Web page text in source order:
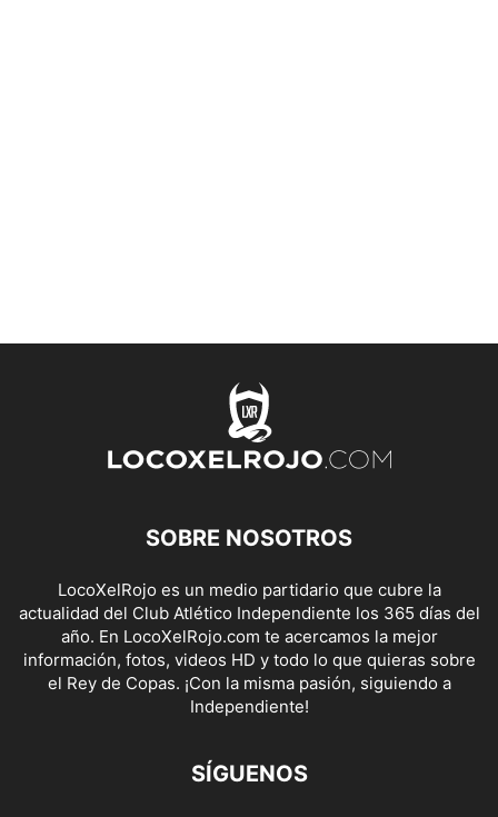
SOBRE NOSOTROS
LocoXelRojo es un medio partidario que cubre la
actualidad del Club Atlético Independiente los 365 días del
año. En LocoXelRojo.com te acercamos la mejor
información, fotos, videos HD y todo lo que quieras sobre
el Rey de Copas. ¡Con la misma pasión, siguiendo a
Independiente!
SÍGUENOS